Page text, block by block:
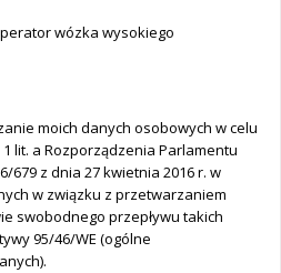
wózka wysokiego
moich danych osobowych w celu
lit. a Rozporządzenia Parlamentu
679 z dnia 27 kwietnia 2016 r. w
w związku z przetwarzaniem
swobodnego przepływu takich
95/46/WE (ogólne